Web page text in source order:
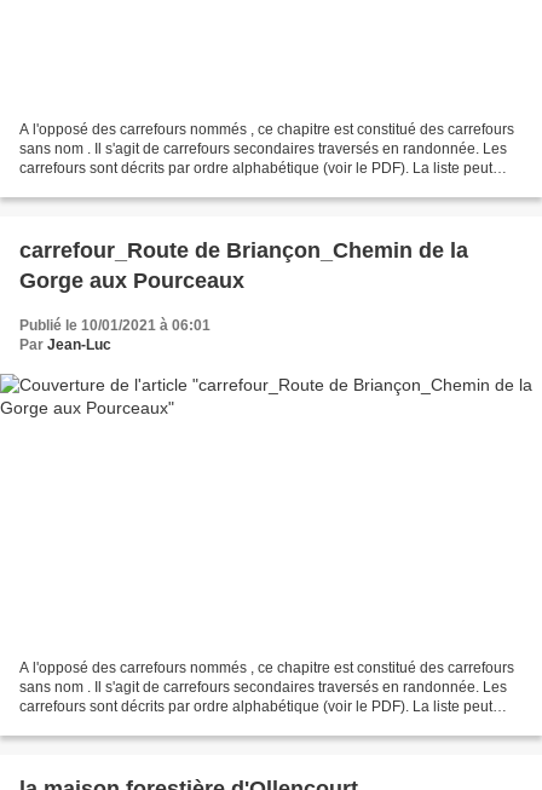
A l'opposé des carrefours nommés , ce chapitre est constitué des carrefours
sans nom . Il s'agit de carrefours secondaires traversés en randonnée. Les
carrefours sont décrits par ordre alphabétique (voir le PDF). La liste peut
carrefour_Route de Briançon_Chemin de la
Gorge aux Pourceaux
Publié le 10/01/2021 à 06:01
Par Jean-Luc
A l'opposé des carrefours nommés , ce chapitre est constitué des carrefours
sans nom . Il s'agit de carrefours secondaires traversés en randonnée. Les
carrefours sont décrits par ordre alphabétique (voir le PDF). La liste peut